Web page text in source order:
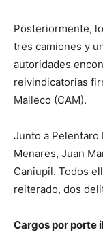
Posteriormente,
tres camiones y
autoridades
reivindicatorias
Malleco (CAM).
Junto a Pelentaro
Menares, Juan
Caniupil. Todos
reiterado, dos
Cargos por porte